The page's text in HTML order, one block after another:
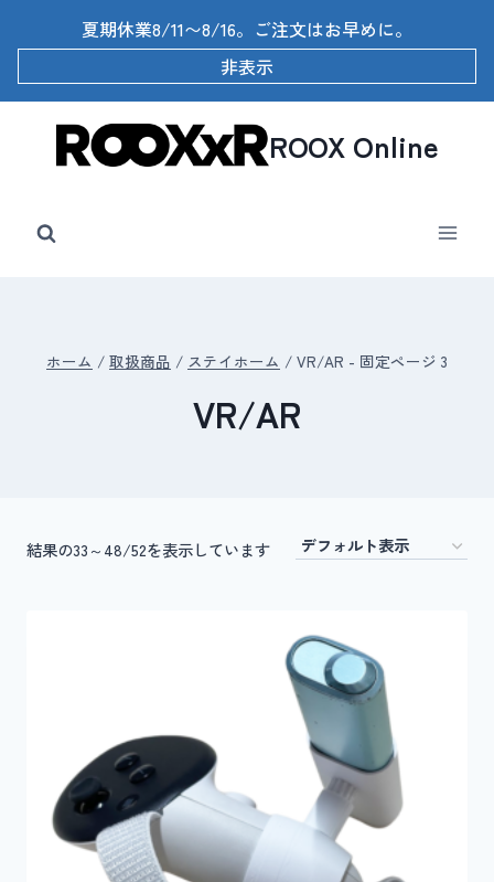
キ
夏期休業8/11〜8/16。ご注文はお早めに。
非表示
ROOX Online
ホーム / 取扱商品 / ステイホーム / VR/AR - 固定ページ 3
VR/AR
結果の33～48/52を表示しています